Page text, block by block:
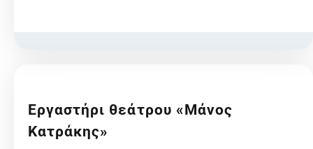
Εργαστήρι θεάτρου «Μάνος
Κατράκης»